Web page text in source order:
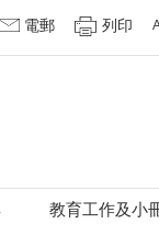
電郵 列印
教育工作及小